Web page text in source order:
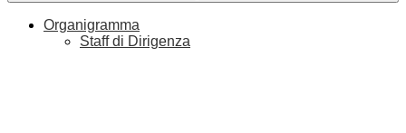
Organigramma
Staff di Dirigenza